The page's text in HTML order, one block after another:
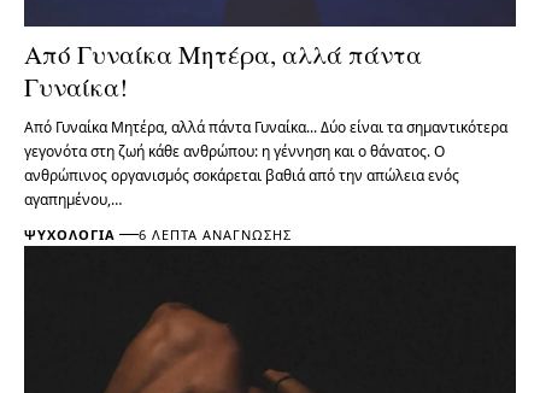
Από Γυναίκα Μητέρα, αλλά πάντα
Γυναίκα!
Από Γυναίκα Μητέρα, αλλά πάντα Γυναίκα... Δύο είναι τα σημαντικότερα
γεγονότα στη ζωή κάθε ανθρώπου: η γέννηση και ο θάνατος. Ο
ανθρώπινος οργανισμός σοκάρεται βαθιά από την απώλεια ενός
αγαπημένου,…
ΨΥΧΟΛΟΓΊΑ 6 ΛΕΠΤΆ ΑΝΆΓΝΩΣΗΣ